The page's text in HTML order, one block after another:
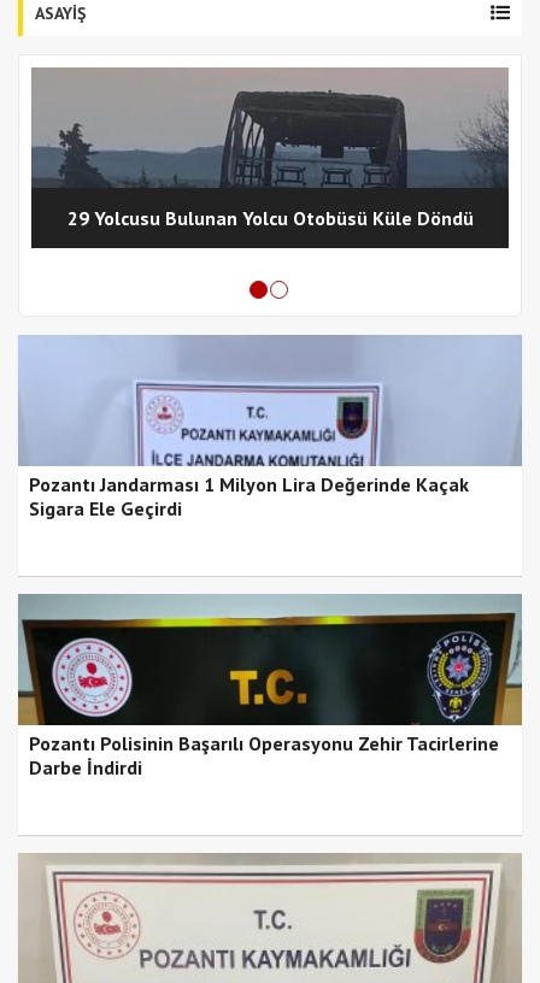
ASAYİŞ
29 Yolcusu Bulunan Yolcu Otobüsü Küle Döndü
Pozantı Jandarması 1 Milyon Lira Değerinde Kaçak
Sigara Ele Geçirdi
Pozantı Polisinin Başarılı Operasyonu Zehir Tacirlerine
Darbe İndirdi